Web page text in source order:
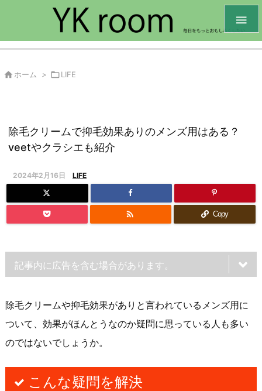

 ホーム > LIFE
除毛クリームで抑毛効果ありのメンズ用はある？
veetやクラシエも紹介
2024年2月16日 LIFE
 Copy
記事内に広告を含む場合があります。
除毛クリームや抑毛効果がありと言われているメンズ用に
ついて、効果がほんとうなのか疑問に思っている人も多い
のではないでしょうか。
こんな疑問を解決